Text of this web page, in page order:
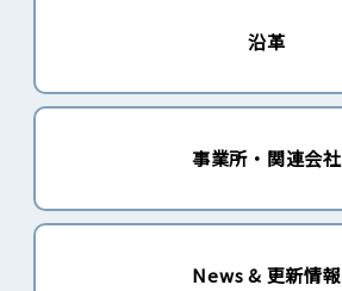
沿革
事業所・関連会社
News & 更新情報